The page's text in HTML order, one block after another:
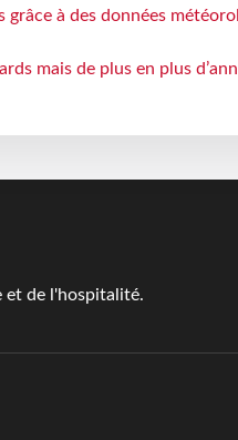
à des données
mais de plus en plus
et de l'hospitalité.